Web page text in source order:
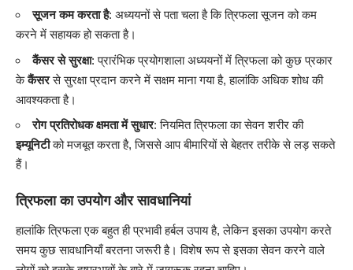
सूजन कम करता है: अध्ययनों से पता चला है कि त्रिफला सूजन को कम
करने में सहायक हो सकता है।
कैंसर से सुरक्षा: प्रारंभिक प्रयोगशाला अध्ययनों में त्रिफला को कुछ प्रकार
केकैंसरसे सुरक्षा प्रदान करने में सक्षम माना गया है, हालांकि अधिक शोध की
आवश्यकता है।
रोग प्रतिरोधक क्षमता में सुधार: नियमित त्रिफला का सेवन शरीर की
इम्यूनिटीको मजबूत करता है, जिससे आप बीमारियों से बेहतर तरीके से लड़ सकते
हैं।
त्रिफला का उपयोग और सावधानियां
हालांकि त्रिफला एक बहुत ही प्रभावी हर्बल उपाय है, लेकिन इसका उपयोग करते
समय कुछ सावधानियाँ बरतना जरूरी है। विशेष रूप से इसका सेवन करने वाले